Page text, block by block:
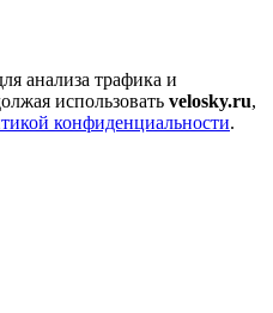
анализа трафика и
использовать velosky.ru,
конфиденциальности.